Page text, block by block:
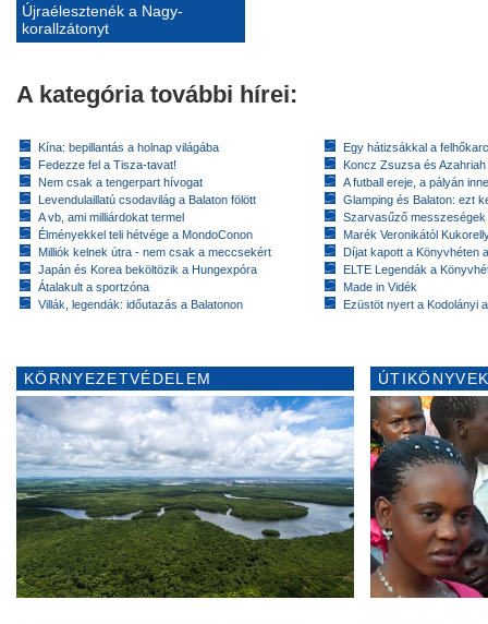
Újraélesztenék a Nagy-
korallzátonyt
A kategória további hírei:
Kína: bepillantás a holnap világába
Fedezze fel a Tisza-tavat!
Nem csak a tengerpart hívogat
Levendulaillatú csodavilág a Balaton fölött
A vb, ami milliárdokat termel
Élményekkel teli hétvége a MondoConon
Milliók kelnek útra - nem csak a meccsekért
Japán és Korea beköltözik a Hungexpóra
Átalakult a sportzóna
Villák, legendák: időutazás a Balatonon
Egy hátizsákkal a
Koncz Zsuzsa és
A futball ereje, a pályán
Glamping és Balaton: ezt
Szarvasűző messzeségek
Marék Veronikától
Díjat kapott a Könyvhéten
ELTE Legendák a
Made in Vidék
Ezüstöt nyert a Kodolányi
KÖRNYEZETVÉDELEM